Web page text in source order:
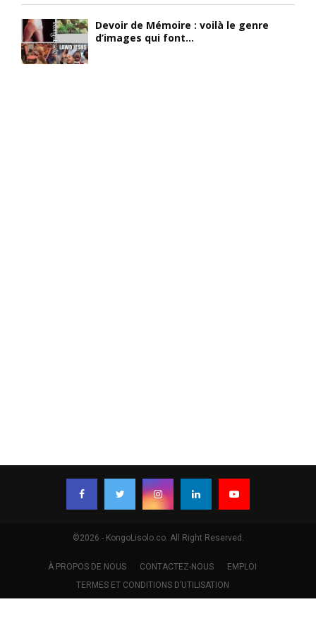
Devoir de Mémoire : voilà le genre
d’images qui font...
©2026 - KongoLisolo.co. All Right Reserved.
À PROPOS DE NOUS CONTACTEZ-NOUS
EMPLOI
TERMES ET CONDITIONS D’UTILISATION